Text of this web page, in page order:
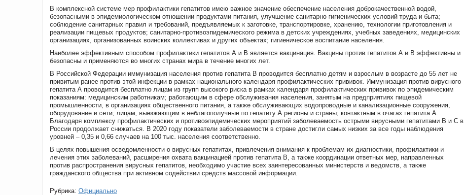
В комплексной системе мер профилактики гепатитов имею важное значение обеспечение населения доброкачественной водой,
безопасными в эпидемиологическом отношении продуктами питания, улучшение санитарно-гигиенических условий труда и быта;
соблюдение санитарных правил и требований, предъявляемых к заготовке, транспортировке, хранению, технологии приготовления и
реализации пищевых продуктов; санитарно-противоэпидемического режима в детских учреждениях, учебных заведениях, медицинских
организациях, организованных воинских коллективах и других объектах; гигиеническое воспитание населения.
Наиболее эффективным способом профилактики гепатитов А и В является вакцинация. Вакцины против гепатитов А и В эффективны и
безопасны и применяются во многих странах мира в течение многих лет.
В Российской Федерации иммунизация населения против гепатита В проводится бесплатно детям и взрослым в возрасте до 55 лет не
привитым ранее против этой инфекции в рамках национального календаря профилактических прививок. Иммунизация против вирусного
гепатита А проводится бесплатно лицам из групп высокого риска в рамках календаря профилактических прививок по эпидемическим
показаниям: медицинским работникам; работающим в сфере обслуживания населения, занятым на предприятиях пищевой
промышленности, в организациях общественного питания, а также обслуживающих водопроводные и канализационные сооружения,
оборудование и сети; лицам, выезжающим в неблагополучные по гепатиту А регионы и страны; контактным в очагах гепатита А.
Благодаря комплексу профилактических и противоэпидемических мероприятий заболеваемость острыми вирусными гепатитами В и С в
России продолжает снижаться. В 2020 году показатели заболеваемости в стране достигли самых низких за все годы наблюдения
уровней – 0,35 и 0,66 случаев на 100 тыс. населения соответственно.
В целях повышения осведомленности о вирусных гепатитах, привлечения внимания к проблемам их диагностики, профилактики и
лечения этих заболеваний, расширения охвата вакцинацией против гепатита В, а также координации ответных мер, направленных
против распространения вирусных гепатитов, необходимо участие всех заинтересованных министерств и ведомств, а также
гражданского общества при активном содействии средств массовой информации.
Рубрика: Официально